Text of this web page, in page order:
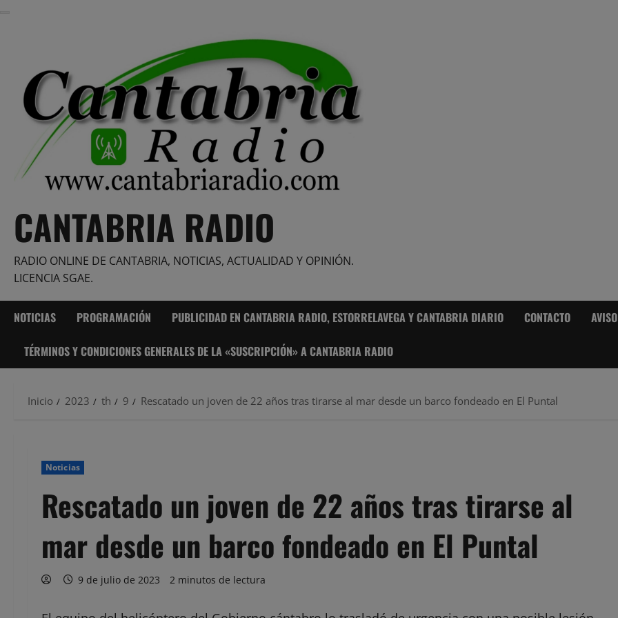
CANTABRIA RADIO
RADIO ONLINE DE CANTABRIA, NOTICIAS, ACTUALIDAD Y OPINIÓN.
LICENCIA SGAE.
NOTICIAS PROGRAMACIÓN PUBLICIDAD EN CANTABRIA RADIO, ESTORRELAVEGA Y CANTABRIA DIARIO CONTACTO
TÉRMINOS Y CONDICIONES GENERALES DE LA «SUSCRIPCIÓN» A CANTABRIA RADIO
Inicio 2023 th 9 Rescatado un joven de 22 años tras tirarse al mar desde un barco fondeado en El Puntal
Noticias
Rescatado un joven de 22 años tras tirarse al
mar desde un barco fondeado en El Puntal
9 de julio de 2023 2 minutos de lectura